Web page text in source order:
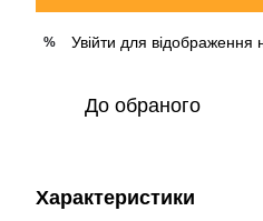
% Увійти для відображення
До обраного
Характеристики